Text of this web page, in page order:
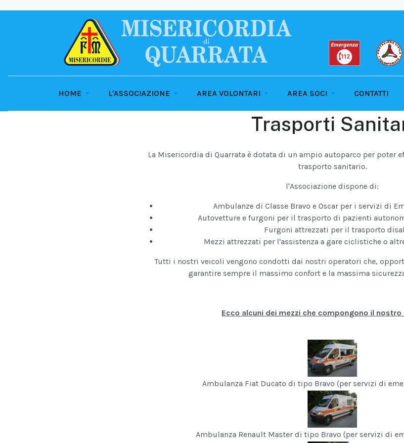
HOME L'ASSOCIAZIONE AREA VOLONTARI AREA SOCI CONTATTI
Trasporti
La Misericordia di Quarrata è dotata di un ampio autoparco per
trasporto sanitario.
l'Associazione dispone di:
Ambulanze di Classe Bravo e Oscar per i servizi di
Autovetture e furgoni per il trasporto di pazienti
Furgoni attrezzati per il trasporto
Mezzi attrezzati per l'assistenza a gare ciclistiche o
Tutti i nostri veicoli vengono condotti dai nostri operatori che,
garantire sempre il massimo confort e la massima
Ecco alcuni dei mezzi che compongono il
Ambulanza Fiat Ducato di tipo Bravo (per servizi di
Ambulanza Renault Master di tipo Bravo (per servizi di